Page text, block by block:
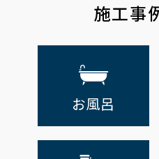
施工事
お風呂